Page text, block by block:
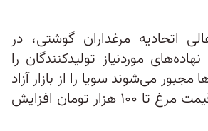
اتحادیه مرغداران گوشتی، در
موردنیاز تولیدکنندگان را
مجبور می‌شوند سویا را از بازار آزاد
بخرند و در نتیجه قیمت مرغ تا ۱۰۰ هزار تومان افزایش